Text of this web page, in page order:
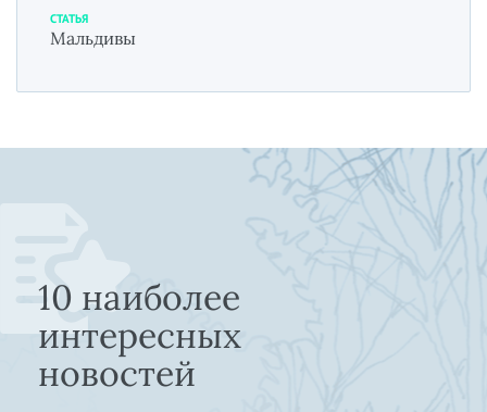
СТАТЬЯ
Мальдивы
10 наиболее
интересных
новостей